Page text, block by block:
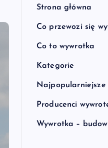
Strona główna
Co przewozi się
Co to wywrotka
Kategorie
Najpopularniejsze
Producenci
Wywrotka –